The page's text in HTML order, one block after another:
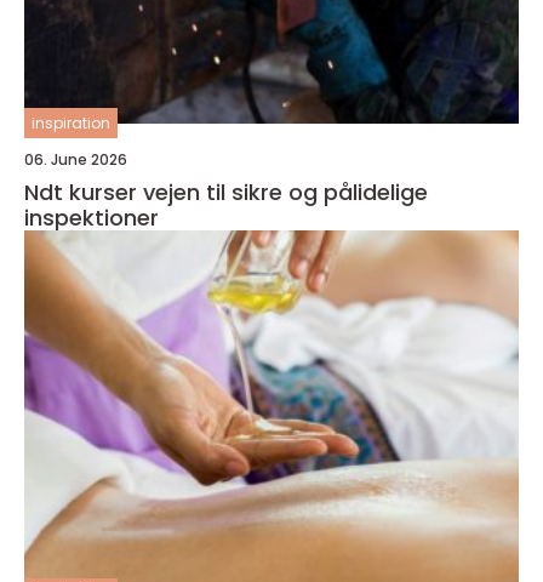
inspiration
06. June 2026
Ndt kurser vejen til sikre og pålidelige
inspektioner